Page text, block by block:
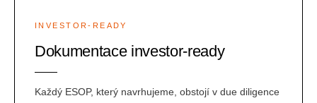
INVESTOR-READY
Dokumentace investor-ready
Každý ESOP, který navrhujeme, obstojí v due diligence